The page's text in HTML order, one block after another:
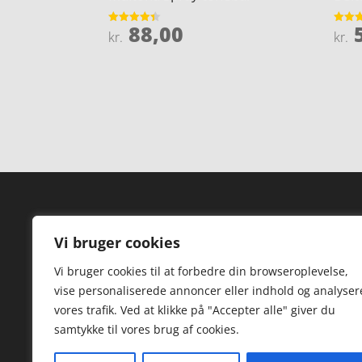
Vi bruger cookies
Vi bruger cookies til at forbedre din browseroplevelse,
vise personaliserede annoncer eller indhold og
vores trafik. Ved at klikke på "Accepter alle" giver du
samtykke til vores brug af cookies.
Vurderet
4.4
kr. 88,00
4.3
kr.
Forside